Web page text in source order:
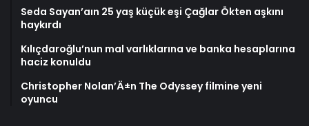
Seda Sayan’aın 25 yaş küçük eşi Çağlar Ökten aşkını
haykırdı
Kılıçdaroğlu’nun mal varlıklarına ve banka hesaplarına
haciz konuldu
Christopher Nolan’Ä±n The Odyssey filmine yeni
oyuncu